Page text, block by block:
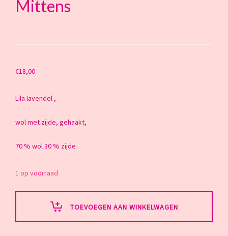
Mittens
€18,00
Lila lavendel ,
wol met zijde, gehaakt,
70 % wol 30 % zijde
1 op voorraad
TOEVOEGEN AAN WINKELWAGEN